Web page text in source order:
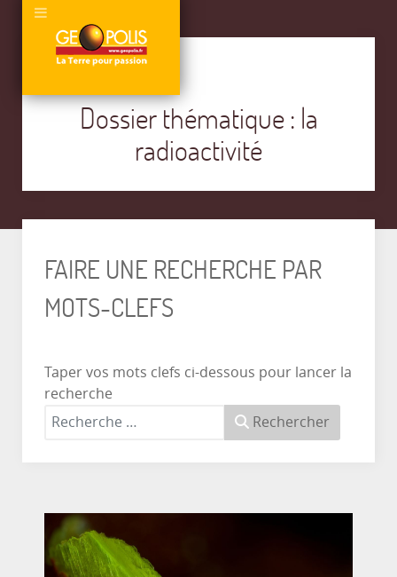
Dossier thématique : la
radioactivité
FAIRE UNE RECHERCHE PAR
MOTS-CLEFS
Taper vos mots clefs ci-dessous pour lancer la
recherche
Rechercher